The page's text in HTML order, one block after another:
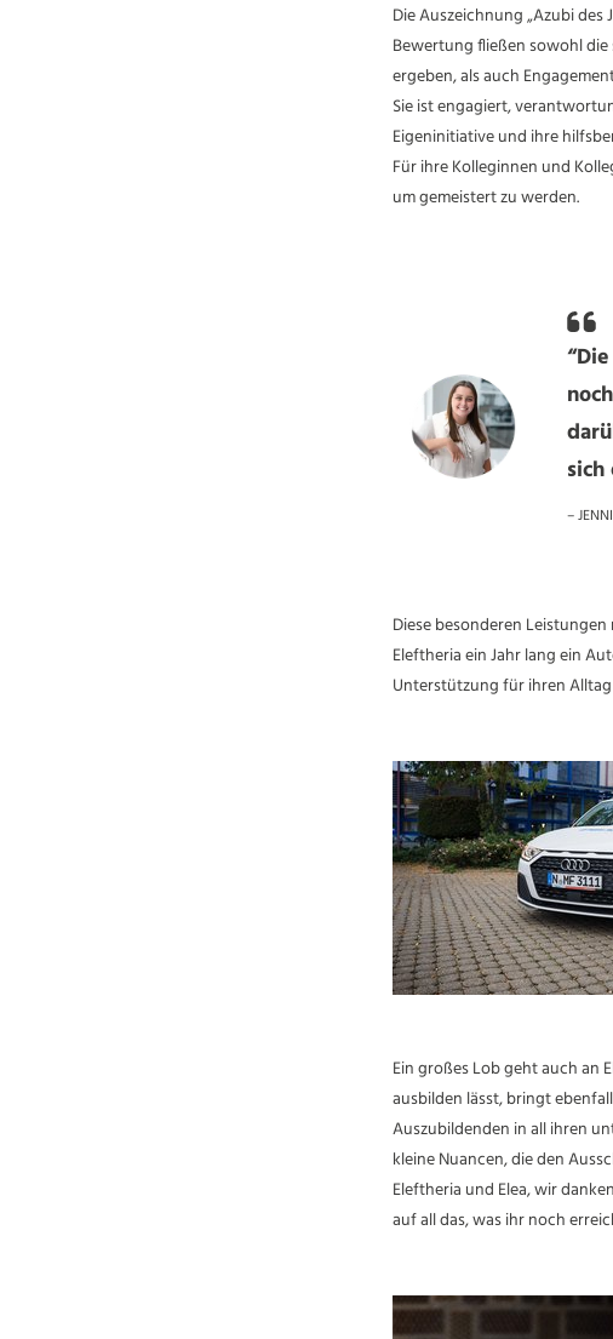
Die Auszeichnung „Azubi
Bewertung fließen sowohl
ergeben, als auch
Sie ist engagiert,
Eigeninitiative und ihre
Für ihre Kolleginnen und
um gemeistert zu werden.
“
–
Diese besonderen
Eleftheria ein Jahr lang ein
Unterstützung für ihren
Ein großes Lob geht auch an
ausbilden lässt, bringt
Auszubildenden in all ihren
kleine Nuancen, die den
Eleftheria und Elea, wir
auf all das, was ihr noch